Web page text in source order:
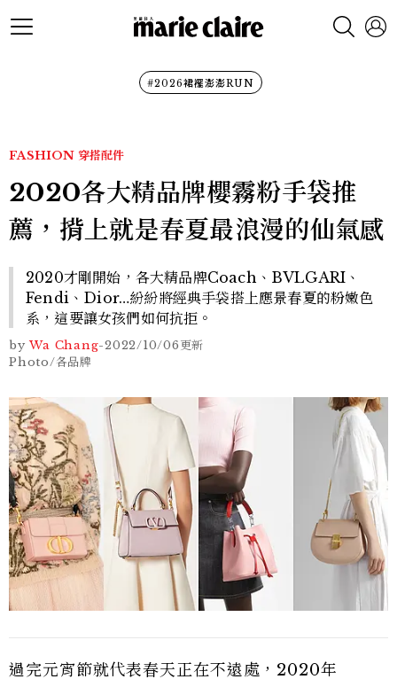
#2026裙襬澎澎RUN
FASHION 穿搭配件
2020各大精品牌櫻霧粉手袋推
薦，揹上就是春夏最浪漫的仙氣感
2020才剛開始，各大精品牌Coach、BVLGARI、
Fendi、Dior…紛紛將經典手袋搭上應景春夏的粉嫩色
系，這要讓女孩們如何抗拒。
by Wa Chang-2022/10/06更新
Photo/各品牌
過完元宵節就代表春天正在不遠處，2020年